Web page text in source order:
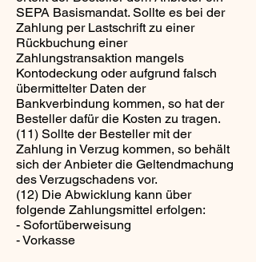
SEPA Basismandat. Sollte es bei der
Zahlung per Lastschrift zu einer
Rückbuchung einer
Zahlungstransaktion mangels
Kontodeckung oder aufgrund falsch
übermittelter Daten der
Bankverbindung kommen, so hat der
Besteller dafür die Kosten zu tragen.
(11) Sollte der Besteller mit der
Zahlung in Verzug kommen, so behält
sich der Anbieter die Geltendmachung
des Verzugschadens vor.
(12) Die Abwicklung kann über
folgende Zahlungsmittel erfolgen:
- Sofortüberweisung
- Vorkasse